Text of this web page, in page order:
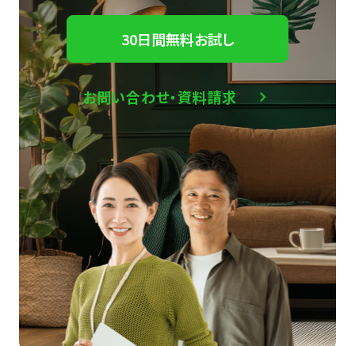
30日間無料お試し
お問い合わせ・資料請求